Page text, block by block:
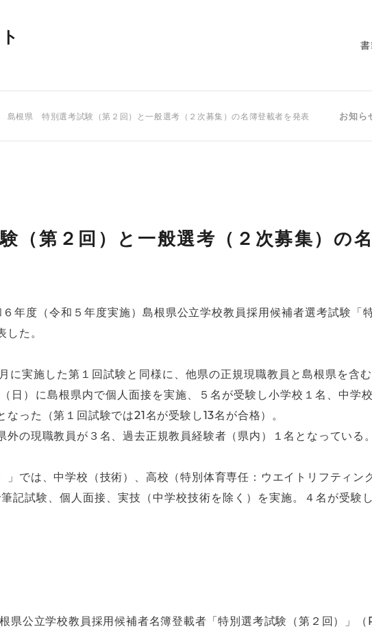
島根県 特別選考試験（第２回）と一般選考（２次募集）の名簿登載者を発表 お知ら
（第２回）と一般選考（２次募集）の
年度（令和５年度実施）島根県公立学校教員採用候補者選考試験「
た。
に実施した第１回試験と同様に、他県の正規現職教員と島根県を含
日）に島根県内で個人面接を実施、５名が受験し小学校１名、中学
った（第１回試験では21名が受験し13名が合格）。
の現職教員が３名、過去正規教員経験者（県内）１名となっている。
」では、中学校（技術）、高校（特別体育専任：ウエイトリフティン
記試験、個人面接、実技（中学校技術を除く）を実施。４名が受験
県公立学校教員採用候補者名簿登載者「特別選考試験（第２回）」（